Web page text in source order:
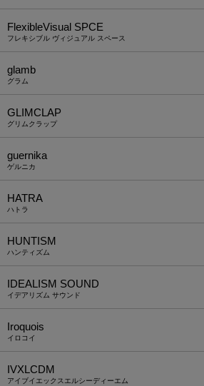
FlexibleVisual SPCE
フレキシブル ヴィジュアル スペース
glamb
グラム
GLIMCLAP
グリムクラップ
guernika
ゲルニカ
HATRA
ハトラ
HUNTISM
ハンティズム
IDEALISM SOUND
イデアリズム サウンド
Iroquois
イロコイ
IVXLCDM
アイブイエックスエルシーディーエム